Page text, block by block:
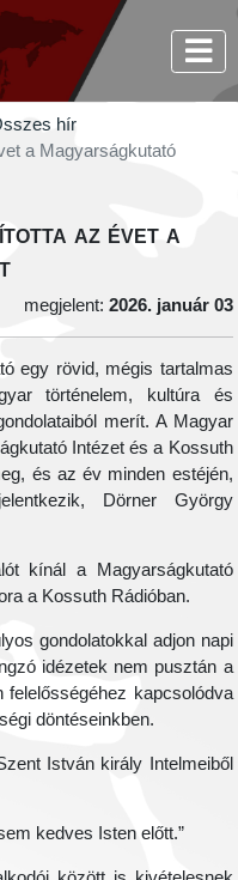
hír
a Magyarságkutató
az évet a
megjelent: 2026. január 03
egy rövid, mégis tartalmas
történelem, kultúra és
merít. A Magyar
Intézet és a Kossuth
és az év minden estéjén,
Dörner György
kínál a Magyarságkutató
a Kossuth Rádióban.
gondolatokkal adjon napi
idézetek nem pusztán a
felelősségéhez kapcsolódva
döntéseinkben.
István király Intelmeiből
kedves Isten előtt.”